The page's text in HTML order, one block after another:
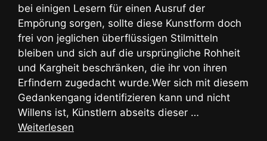
bei einigen Lesern für einen Ausruf der
Empörung sorgen, sollte diese Kunstform doch
frei von jeglichen überflüssigen Stilmitteln
bleiben und sich auf die ursprüngliche Rohheit
und Kargheit beschränken, die ihr von ihren
Erfindern zugedacht wurde.Wer sich mit diesem
Gedankengang identifizieren kann und nicht
Willens ist, Künstlern abseits dieser …
Weiterlesen